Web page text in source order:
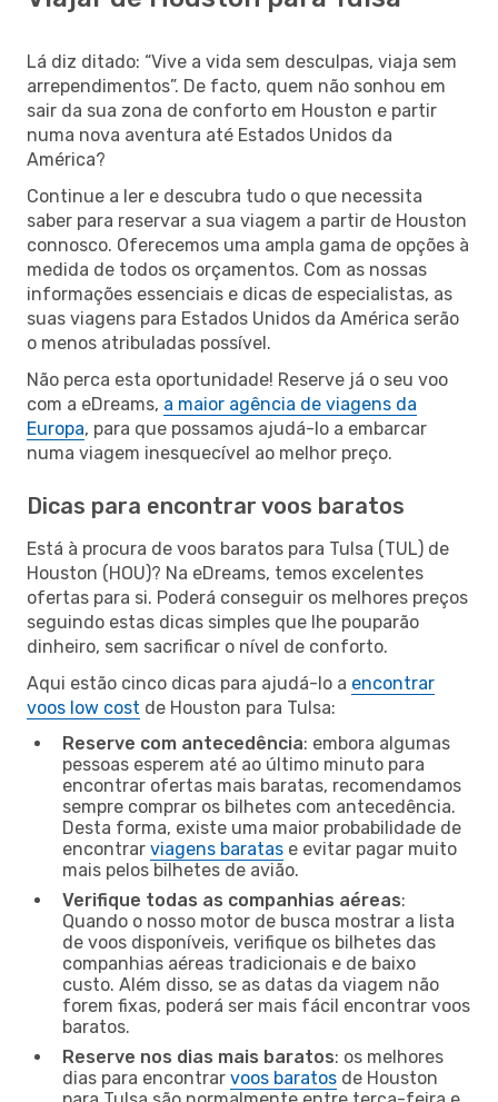
Lá diz ditado: “Vive a vida sem desculpas, viaja sem
arrependimentos”. De facto, quem não sonhou em
sair da sua zona de conforto em Houston e partir
numa nova aventura até Estados Unidos da
América?
Continue a ler e descubra tudo o que necessita
saber para reservar a sua viagem a partir de Houston
connosco. Oferecemos uma ampla gama de opções à
medida de todos os orçamentos. Com as nossas
informações essenciais e dicas de especialistas, as
suas viagens para Estados Unidos da América serão
o menos atribuladas possível.
Não perca esta oportunidade! Reserve já o seu voo
com a eDreams, a maior agência de viagens da
Europa, para que possamos ajudá-lo a embarcar
numa viagem inesquecível ao melhor preço.
Dicas para encontrar voos baratos
Está à procura de voos baratos para Tulsa (TUL) de
Houston (HOU)? Na eDreams, temos excelentes
ofertas para si. Poderá conseguir os melhores preços
seguindo estas dicas simples que lhe pouparão
dinheiro, sem sacrificar o nível de conforto.
Aqui estão cinco dicas para ajudá-lo a encontrar
voos low cost de Houston para Tulsa:
Reserve com antecedência: embora algumas
pessoas esperem até ao último minuto para
encontrar ofertas mais baratas, recomendamos
sempre comprar os bilhetes com antecedência.
Desta forma, existe uma maior probabilidade de
encontrar viagens baratas e evitar pagar muito
mais pelos bilhetes de avião.
Verifique todas as companhias aéreas:
Quando o nosso motor de busca mostrar a lista
de voos disponíveis, verifique os bilhetes das
companhias aéreas tradicionais e de baixo
custo. Além disso, se as datas da viagem não
forem fixas, poderá ser mais fácil encontrar voos
baratos.
Reserve nos dias mais baratos: os melhores
dias para encontrar voos baratos de Houston